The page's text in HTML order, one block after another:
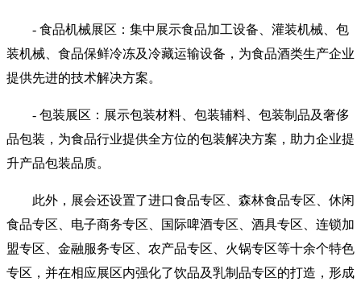
- 食品机械展区：集中展示食品加工设备、灌装机械、包
装机械、食品保鲜冷冻及冷藏运输设备，为食品酒类生产企业
提供先进的技术解决方案。
- 包装展区：展示包装材料、包装辅料、包装制品及奢侈
品包装，为食品行业提供全方位的包装解决方案，助力企业提
升产品包装品质。
此外，展会还设置了进口食品专区、森林食品专区、休闲
食品专区、电子商务专区、国际啤酒专区、酒具专区、连锁加
盟专区、金融服务专区、农产品专区、火锅专区等十余个特色
专区，并在相应展区内强化了饮品及乳制品专区的打造，形成